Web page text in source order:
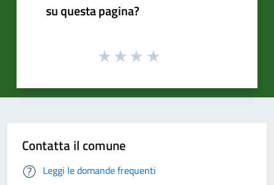
su questa pagina?
Contatta il comune
Leggi le domande frequenti